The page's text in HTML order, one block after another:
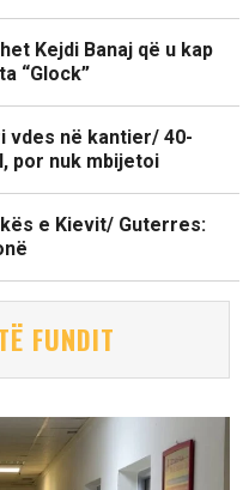
Kejdi Banaj që u kap
“Glock”
vdes në kantier/ 40-
por nuk mbijetoi
e Kievit/ Guterres:
FUNDIT